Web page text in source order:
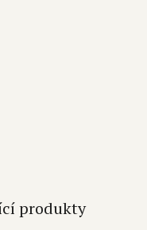
produkty